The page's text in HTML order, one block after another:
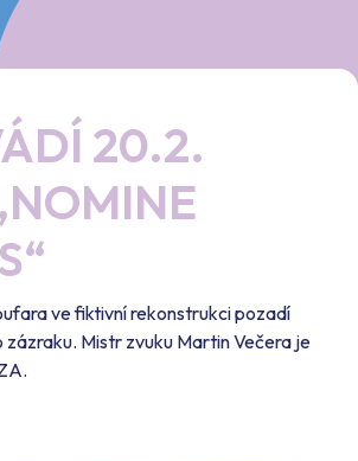
20.2.
ve fiktivní rekonstrukci pozadí
zázraku. Mistr zvuku Martin Večera je